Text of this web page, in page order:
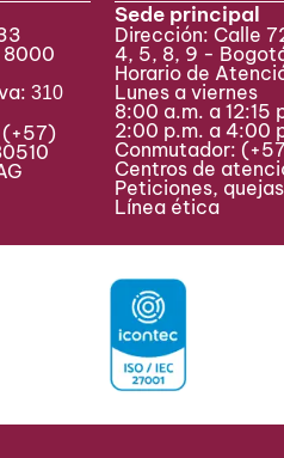
8000
310
(+57)
Sede principal
Dirección: Calle
4, 5, 8, 9 -
Horario de
Lunes a viernes
8:00 a.m. a 12:15
2:00 p.m. a 4:00
Conmutador:
Centros de
Peticiones,
Línea ética